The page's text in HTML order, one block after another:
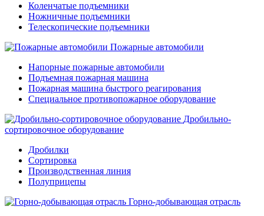
Коленчатые подъемники
Ножничные подъемники
Телескопические подъемники
Пожарные автомобили
Напорные пожарные автомобили
Подъемная пожарная машина
Пожарная машина быстрого реагирования
Специальное противопожарное оборудование
Дробильно-
сортировочное оборудование
Дробилки
Сортировка
Производственная линия
Полуприцепы
Горно-добывающая отрасль